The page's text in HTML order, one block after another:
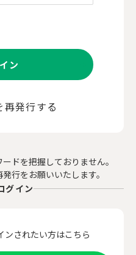
ン
再発行する
ドを把握しておりません。
行をお願いいたします。
グイン
ンされたい方はこちら